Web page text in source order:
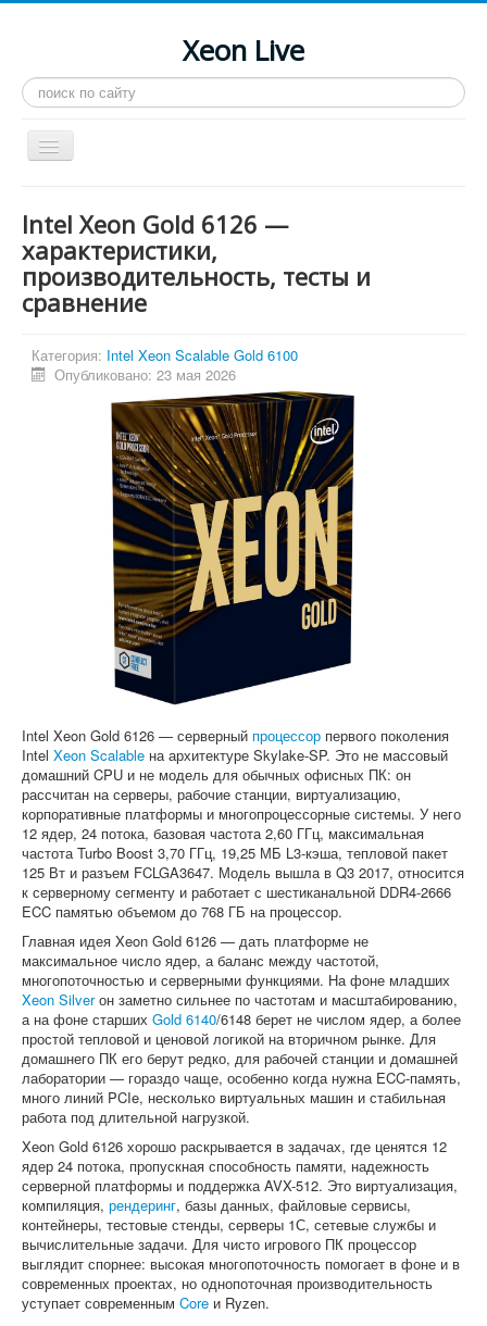
Xeon Live
Искать...
Toggle
Navigation
LGA 2011-3
LGA 2011
Процессоры
Инструкции
Рейтинги
Конференция
Системные программы
Intel Xeon Gold 6126 —
характеристики,
производительность, тесты и
сравнение
Категория: Intel Xeon Scalable Gold 6100
Опубликовано: 23 мая 2026
Intel Xeon Gold 6126 — серверный процессор первого поколения
Intel Xeon Scalable на архитектуре Skylake-SP. Это не массовый
домашний CPU и не модель для обычных офисных ПК: он
рассчитан на серверы, рабочие станции, виртуализацию,
корпоративные платформы и многопроцессорные системы. У него
12 ядер, 24 потока, базовая частота 2,60 ГГц, максимальная
частота Turbo Boost 3,70 ГГц, 19,25 МБ L3-кэша, тепловой пакет
125 Вт и разъем FCLGA3647. Модель вышла в Q3 2017, относится
к серверному сегменту и работает с шестиканальной DDR4-2666
ECC памятью объемом до 768 ГБ на процессор.
Главная идея Xeon Gold 6126 — дать платформе не
максимальное число ядер, а баланс между частотой,
многопоточностью и серверными функциями. На фоне младших
Xeon Silverон заметно сильнее по частотам и масштабированию,
а на фоне старших Gold 6140/6148 берет не числом ядер, а более
простой тепловой и ценовой логикой на вторичном рынке. Для
домашнего ПК его берут редко, для рабочей станции и домашней
лаборатории — гораздо чаще, особенно когда нужна ECC-память,
много линий PCIe, несколько виртуальных машин и стабильная
работа под длительной нагрузкой.
Xeon Gold 6126 хорошо раскрывается в задачах, где ценятся 12
ядер 24 потока, пропускная способность памяти, надежность
серверной платформы и поддержка AVX-512. Это виртуализация,
компиляция, рендеринг, базы данных, файловые сервисы,
контейнеры, тестовые стенды, серверы 1С, сетевые службы и
вычислительные задачи. Для чисто игрового ПК процессор
выглядит спорнее: высокая многопоточность помогает в фоне и в
современных проектах, но однопоточная производительность
уступает современным Core и Ryzen.